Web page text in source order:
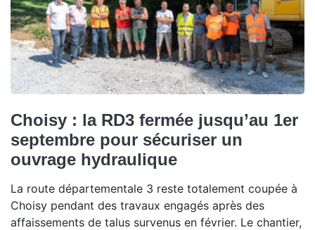
Choisy : la RD3 fermée jusqu’au 1er
septembre pour sécuriser un
ouvrage hydraulique
La route départementale 3 reste totalement coupée à
Choisy pendant des travaux engagés après des
affaissements de talus survenus en février. Le chantier,